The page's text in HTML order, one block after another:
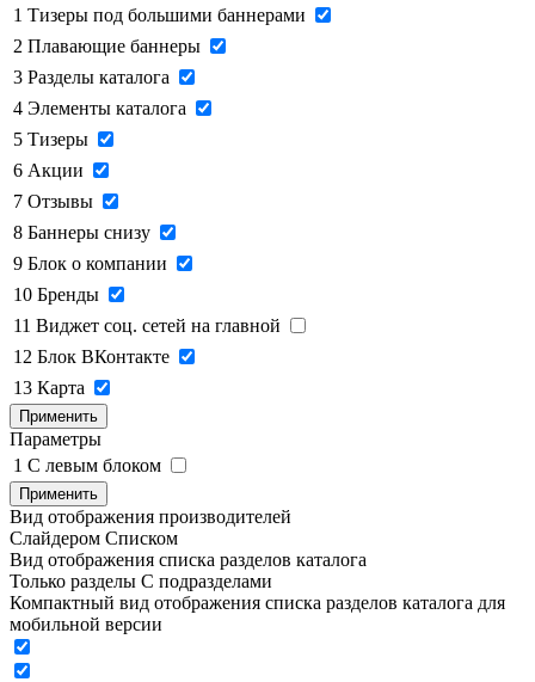
1 Тизеры под большими баннерами
2 Плавающие баннеры
3 Разделы каталога
4 Элементы каталога
5 Тизеры
6 Акции
7 Отзывы
8 Баннеры снизу
9 Блок о компании
10 Бренды
11 Виджет соц. сетей на главной
12 Блок ВКонтакте
13 Карта
Применить
Параметры
1 C левым блоком
Применить
Вид отображения производителей
Слайдером Списком
Вид отображения списка разделов каталога
Только разделы С подразделами
Компактный вид отображения списка разделов каталога для
мобильной версии